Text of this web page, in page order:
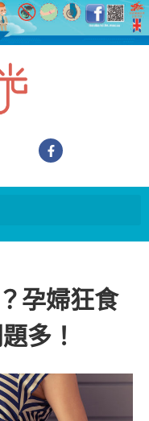
孕婦狂食
多！